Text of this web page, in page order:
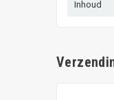
Inhoud